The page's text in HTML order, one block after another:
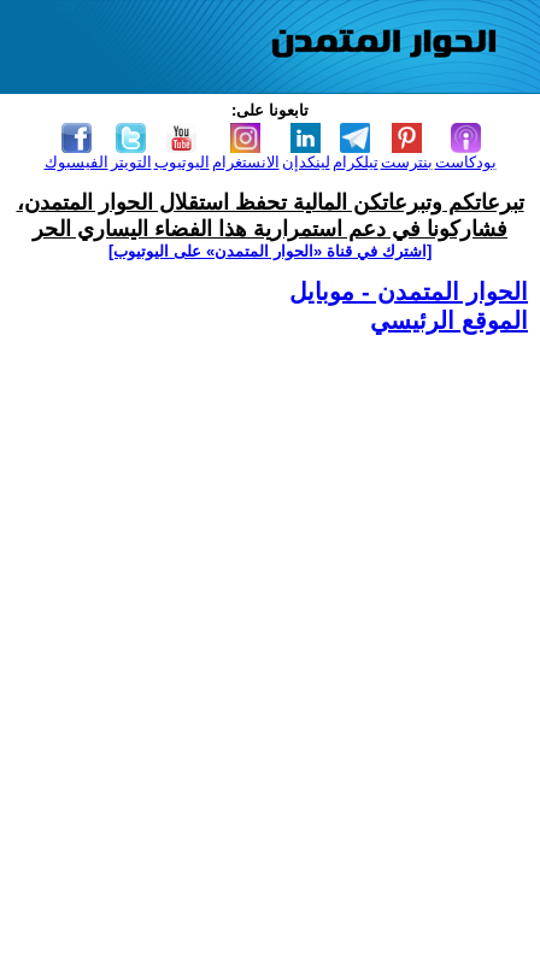
تابعونا على:
الفيسبوك التويتر اليوتيوب الانستغرام لينكدإن تيلكرامبنترست بودكاست
تبرعاتكم وتبرعاتكن المالية تحفظ استقلال الحوار المتمدن،
فشاركونا في دعم استمرارية هذا الفضاء اليساري الحر
[اشترك في قناة ‫«الحوار المتمدن» على اليوتيوب]
الحوار المتمدن - موبايل
الموقع الرئيسي